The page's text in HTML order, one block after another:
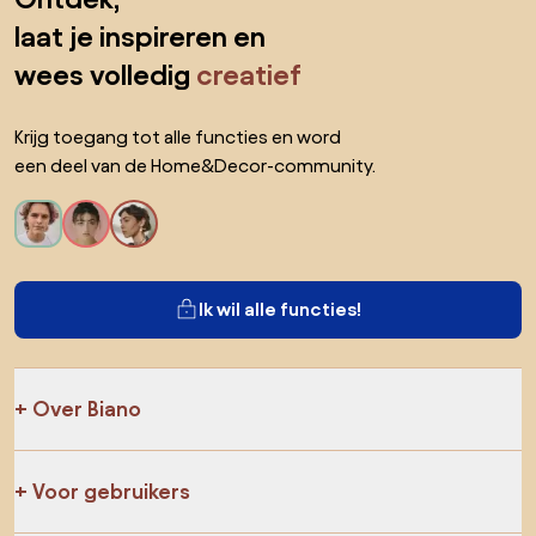
laat je inspireren en
wees volledig creatief
Krijg toegang tot alle functies en word
een deel van de Home&Decor-community.
Ik wil alle functies!
Over Biano
Voor gebruikers